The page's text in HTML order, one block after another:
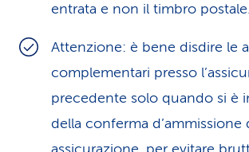
entrata e non il timbro postale.
Attenzione: è bene disdire le
complementari presso
precedente solo quando si è
della conferma d’ammissione
assicurazione, per evitare